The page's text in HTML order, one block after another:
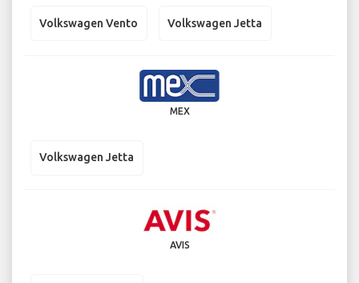
Volkswagen Vento Volkswagen Jetta
MEX
Volkswagen Jetta
AVIS